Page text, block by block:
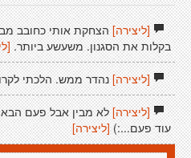
[ליצירה]
בקלות את הסגנון. משעשע ביותר.
[ליצירה]נהדר ממש. הלכתי
[ליצירה]לא מבין אבל פעם
עוד פעם...:)[ליצירה]